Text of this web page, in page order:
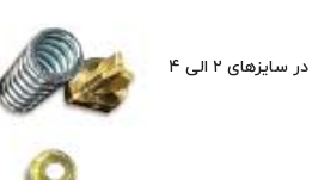
شیر برنجی: از شیر اطمینان برنجی به‌طور معمول در خطوط هوا یا لوله آب استفاده خواهد شد. این نوع شیرهای اطمینان بیشتر در سایزهای ۲ الی ۴